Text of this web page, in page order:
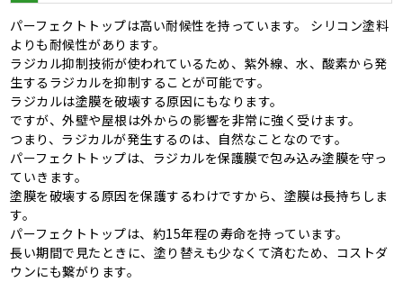
パーフェクトトップは高い耐候性を持っています。 シリコン塗料
よりも耐候性があります。
ラジカル抑制技術が使われているため、紫外線、水、酸素から発
生するラジカルを抑制することが可能です。
ラジカルは塗膜を破壊する原因にもなります。
ですが、外壁や屋根は外からの影響を非常に強く受けます。
つまり、ラジカルが発生するのは、自然なことなのです。
パーフェクトトップは、ラジカルを保護膜で包み込み塗膜を守っ
ていきます。
塗膜を破壊する原因を保護するわけですから、塗膜は長持ちしま
す。
パーフェクトトップは、約15年程の寿命を持っています。
長い期間で見たときに、塗り替えも少なくて済むため、コストダ
ウンにも繋がります。